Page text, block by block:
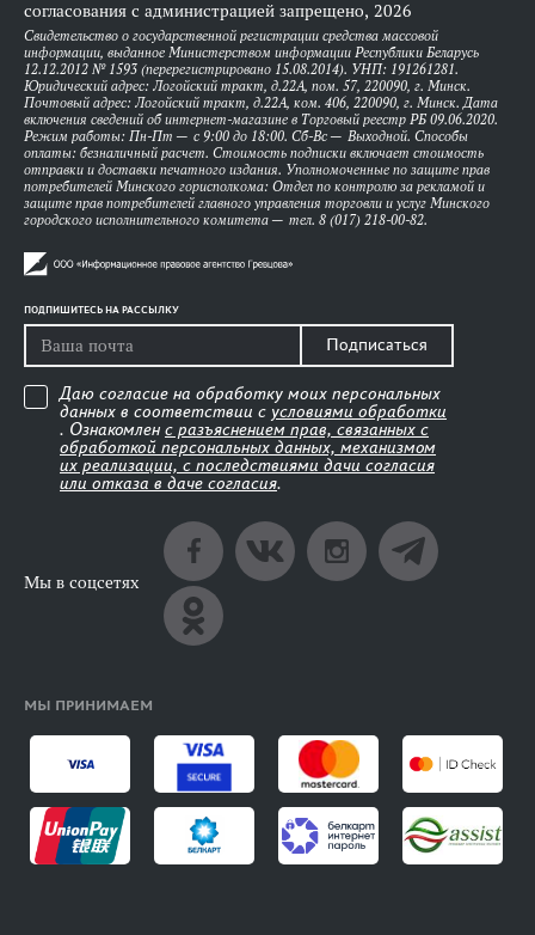
согласования с администрацией запрещено, 2026
Свидетельство о государственной регистрации средства массовой
информации, выданное Министерством информации Республики Беларусь
12.12.2012 № 1593 (перерегистрировано 15.08.2014). УНП: 191261281.
Юридический адрес: Логойский тракт, д.22А, пом. 57, 220090, г. Минск.
Почтовый адрес: Логойский тракт, д.22А, ком. 406, 220090, г. Минск. Дата
включения сведений об интернет-магазине в Торговый реестр РБ 09.06.2020.
Режим работы: Пн-Пт — с 9:00 до 18:00. Сб-Вс — Выходной. Способы
оплаты: безналичный расчет. Стоимость подписки включает стоимость
отправки и доставки печатного издания. Уполномоченные по защите прав
потребителей Минского горисполкома: Отдел по контролю за рекламой и
защите прав потребителей главного управления торговли и услуг Минского
городского исполнительного комитета — тел. 8 (017) 218-00-82.
ПОДПИШИТЕСЬ НА РАССЫЛКУ
Подписаться
Даю согласие на обработку моих персональных
данных в соответствии с условиями обработки
. Ознакомлен с разъяснением прав, связанных с
обработкой персональных данных, механизмом
их реализации, с последствиями дачи согласия
или отказа в даче согласия.
Мы в соцсетях
МЫ ПРИНИМАЕМ